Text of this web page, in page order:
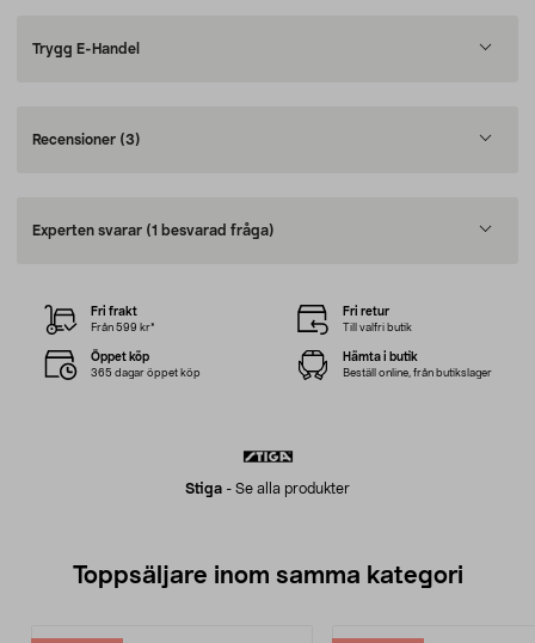
Trygg E-Handel
Recensioner (3)
Experten svarar (1 besvarad fråga)
Stiga - Se alla produkter
Fri frakt
Från 599 kr*
Fri retur
Till valfri butik
Öppet köp
365 dagar öppet köp
Hämta i butik
Beställ online, från butikslager
Toppsäljare inom samma kategori